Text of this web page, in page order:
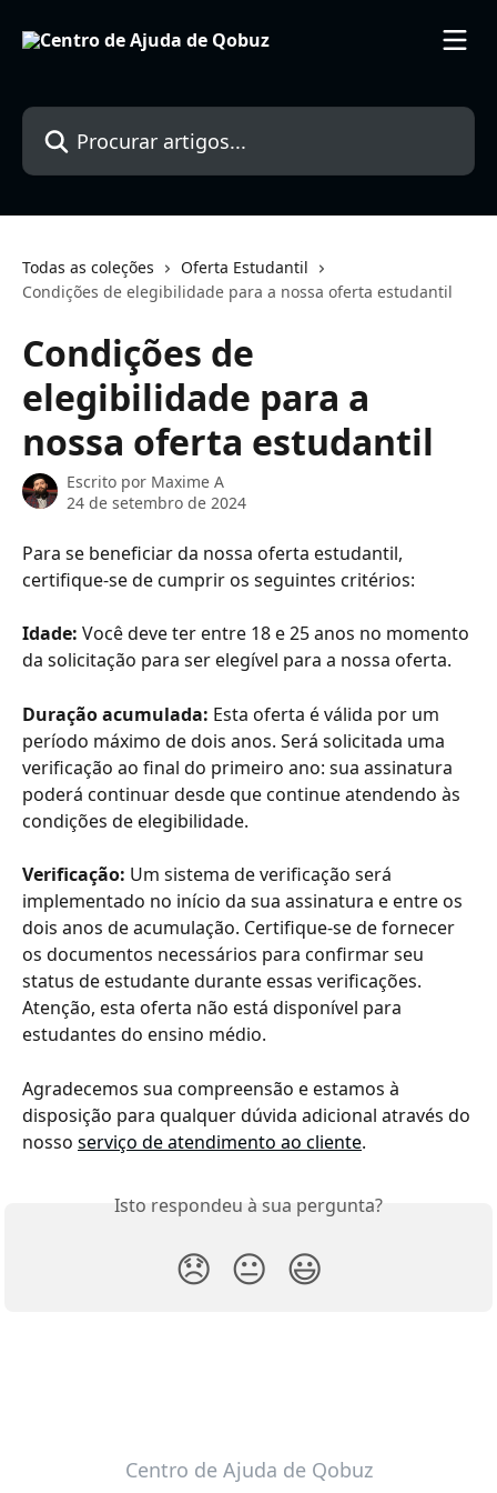
Procurar artigos...
Todas as coleções
Oferta Estudantil
Condições de elegibilidade para a nossa oferta estudantil
Condições de
elegibilidade para a
nossa oferta estudantil
Escrito por Maxime A
24 de setembro de 2024
Para se beneficiar da nossa oferta estudantil,
certifique-se de cumprir os seguintes critérios:
Idade: Você deve ter entre 18 e 25 anos no momento
da solicitação para ser elegível para a nossa oferta.
Duração acumulada: Esta oferta é válida por um
período máximo de dois anos. Será solicitada uma
verificação ao final do primeiro ano: sua assinatura
poderá continuar desde que continue atendendo às
condições de elegibilidade.
Verificação: Um sistema de verificação será
implementado no início da sua assinatura e entre os
dois anos de acumulação. Certifique-se de fornecer
os documentos necessários para confirmar seu
status de estudante durante essas verificações.
Atenção, esta oferta não está disponível para
estudantes do ensino médio.
Agradecemos sua compreensão e estamos à
disposição para qualquer dúvida adicional através do
nosso serviço de atendimento ao cliente.
Isto respondeu à sua pergunta?
😞 😐 😃
Centro de Ajuda de Qobuz